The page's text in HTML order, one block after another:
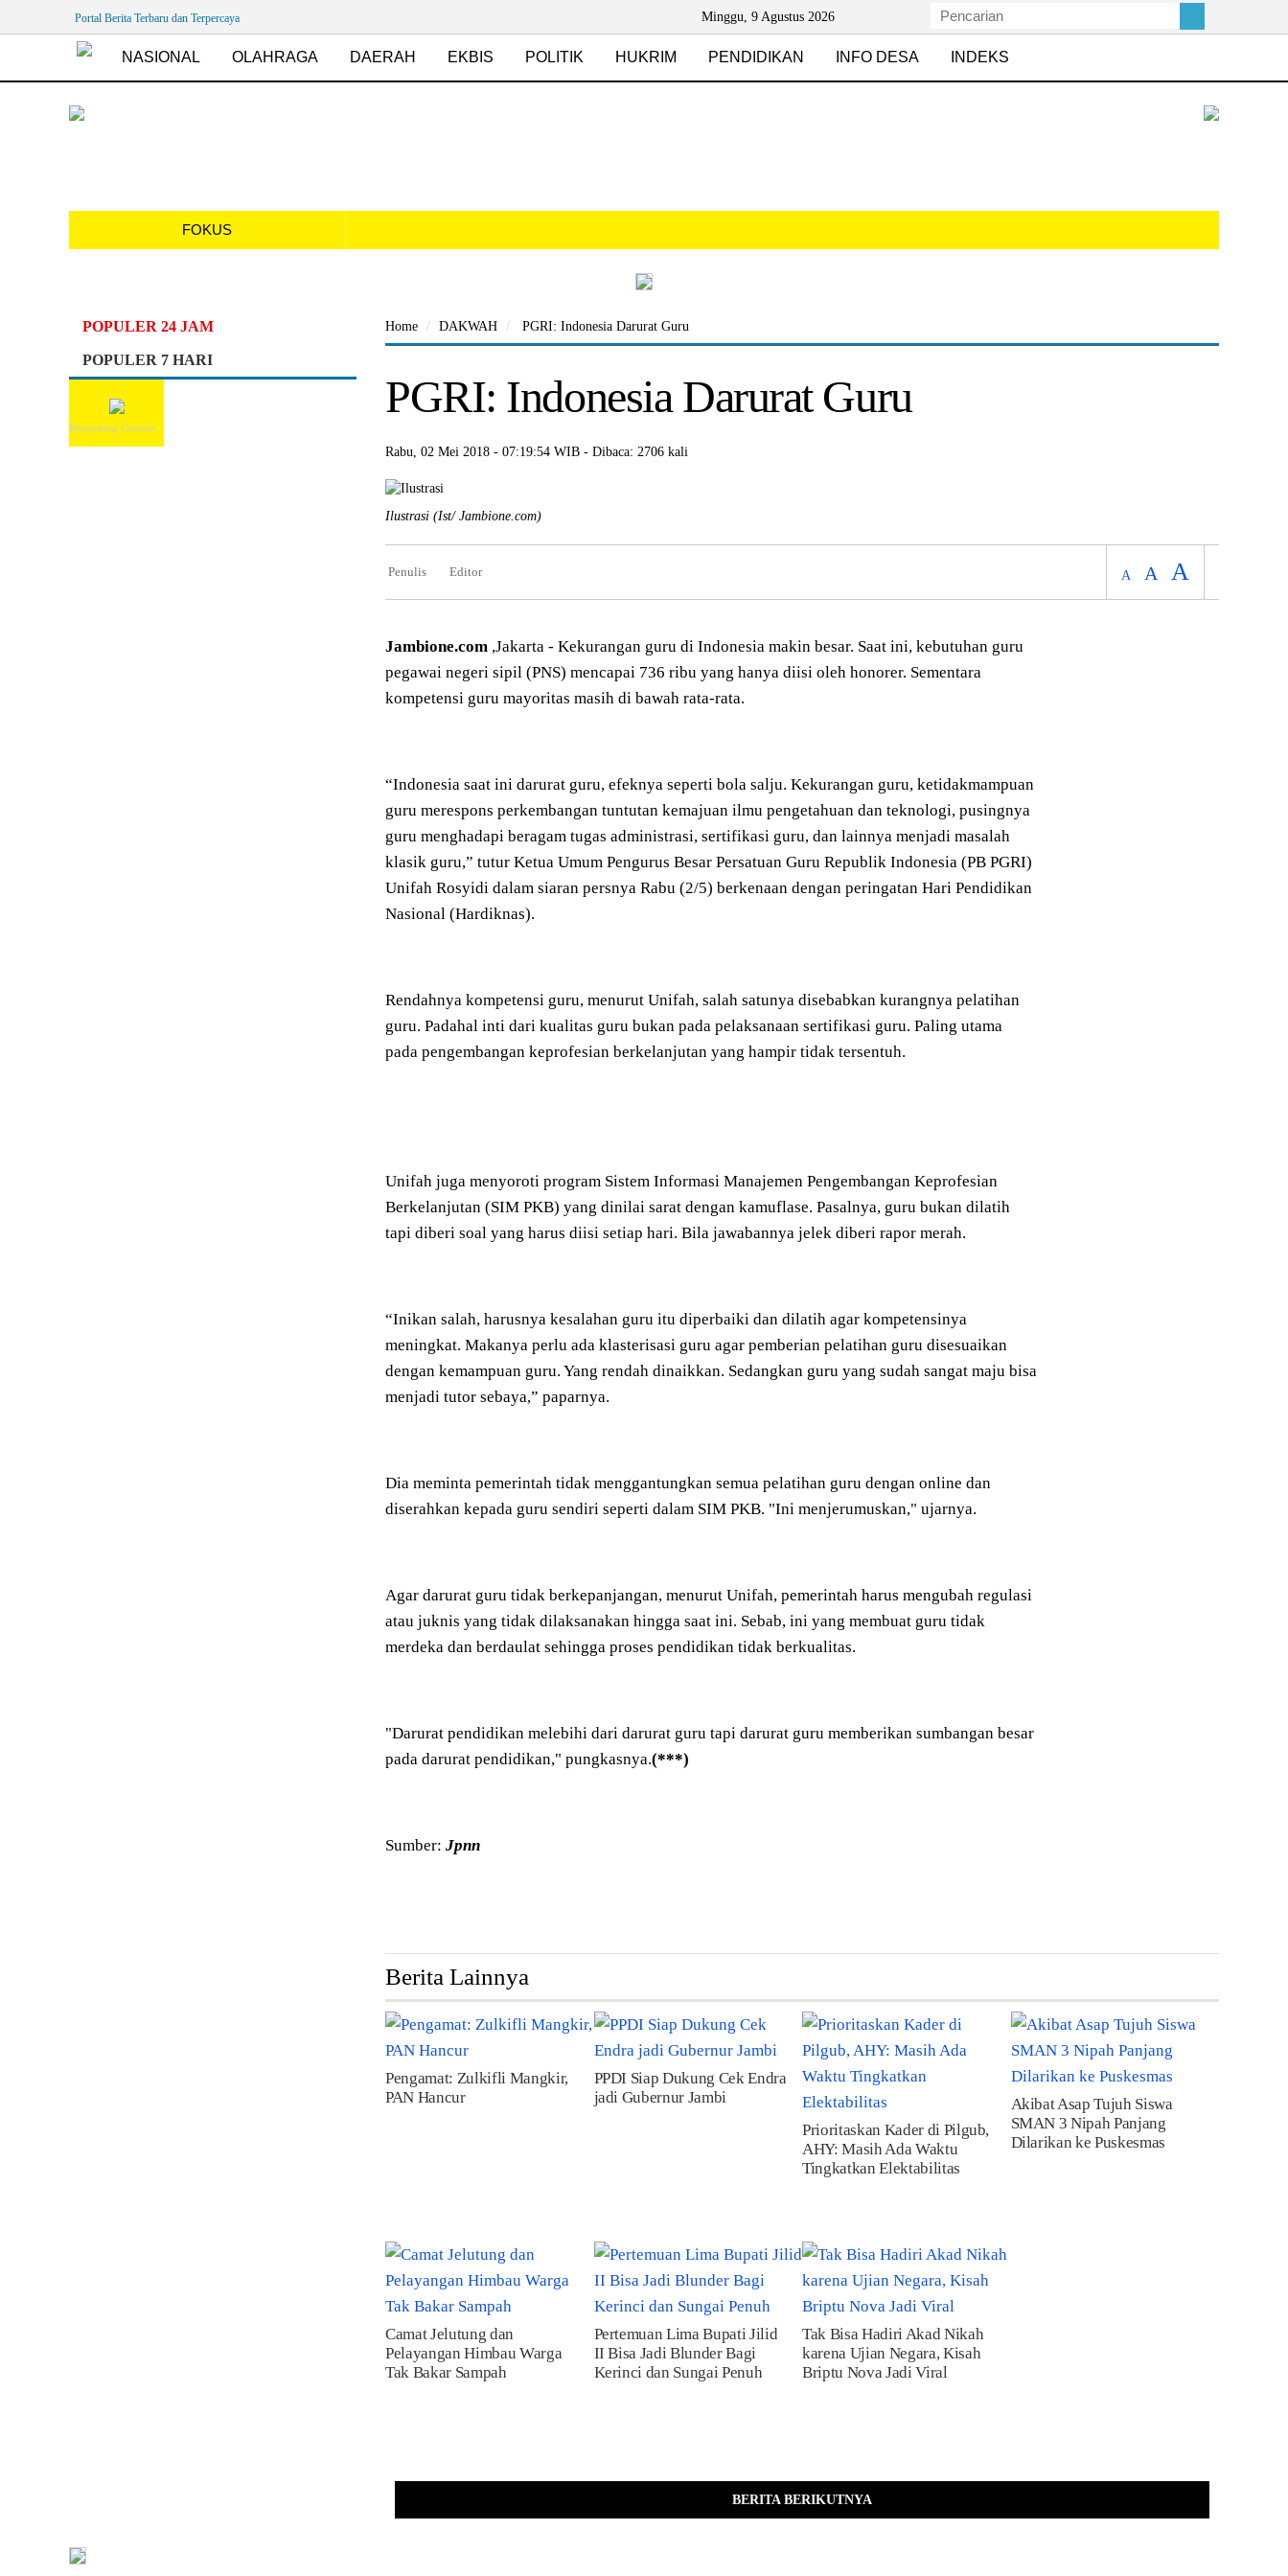
Portal Berita Terbaru dan Terpercaya Minggu, 9 Agustus 2026
NASIONAL OLAHRAGA DAERAH EKBIS POLITIK HUKRIM PENDIDIKAN INFO DESA INDEKS
FOKUS
POPULER 24 JAM
POPULER 7 HARI
Requesting Content...
Home DAKWAH PGRI: Indonesia Darurat Guru
PGRI: Indonesia Darurat Guru
Rabu, 02 Mei 2018 - 07:19:54 WIB - Dibaca: 2706 kali
Ilustrasi (Ist/ Jambione.com)
Penulis Editor A A A
Jambione.com ,Jakarta - Kekurangan guru di Indonesia makin besar. Saat ini, kebutuhan guru
pegawai negeri sipil (PNS) mencapai 736 ribu yang hanya diisi oleh honorer. Sementara
kompetensi guru mayoritas masih di bawah rata-rata.
“Indonesia saat ini darurat guru, efeknya seperti bola salju. Kekurangan guru, ketidakmampuan
guru merespons perkembangan tuntutan kemajuan ilmu pengetahuan dan teknologi, pusingnya
guru menghadapi beragam tugas administrasi, sertifikasi guru, dan lainnya menjadi masalah
klasik guru,” tutur Ketua Umum Pengurus Besar Persatuan Guru Republik Indonesia (PB PGRI)
Unifah Rosyidi dalam siaran persnya Rabu (2/5) berkenaan dengan peringatan Hari Pendidikan
Nasional (Hardiknas).
Rendahnya kompetensi guru, menurut Unifah, salah satunya disebabkan kurangnya pelatihan
guru. Padahal inti dari kualitas guru bukan pada pelaksanaan sertifikasi guru. Paling utama
pada pengembangan keprofesian berkelanjutan yang hampir tidak tersentuh.
Unifah juga menyoroti program Sistem Informasi Manajemen Pengembangan Keprofesian
Berkelanjutan (SIM PKB) yang dinilai sarat dengan kamuflase. Pasalnya, guru bukan dilatih
tapi diberi soal yang harus diisi setiap hari. Bila jawabannya jelek diberi rapor merah.
“Inikan salah, harusnya kesalahan guru itu diperbaiki dan dilatih agar kompetensinya
meningkat. Makanya perlu ada klasterisasi guru agar pemberian pelatihan guru disesuaikan
dengan kemampuan guru. Yang rendah dinaikkan. Sedangkan guru yang sudah sangat maju bisa
menjadi tutor sebaya,” paparnya.
Dia meminta pemerintah tidak menggantungkan semua pelatihan guru dengan online dan
diserahkan kepada guru sendiri seperti dalam SIM PKB. "Ini menjerumuskan," ujarnya.
Agar darurat guru tidak berkepanjangan, menurut Unifah, pemerintah harus mengubah regulasi
atau juknis yang tidak dilaksanakan hingga saat ini. Sebab, ini yang membuat guru tidak
merdeka dan berdaulat sehingga proses pendidikan tidak berkualitas.
"Darurat pendidikan melebihi dari darurat guru tapi darurat guru memberikan sumbangan besar
pada darurat pendidikan," pungkasnya.(***)
Sumber: Jpnn
Berita Lainnya
Pengamat: Zulkifli Mangkir,
PAN Hancur
PPDI Siap Dukung Cek Endra
jadi Gubernur Jambi
Prioritaskan Kader di Pilgub,
AHY: Masih Ada Waktu
Tingkatkan Elektabilitas
Akibat Asap Tujuh Siswa
SMAN 3 Nipah Panjang
Dilarikan ke Puskesmas
Camat Jelutung dan
Pelayangan Himbau Warga
Tak Bakar Sampah
Pertemuan Lima Bupati Jilid
II Bisa Jadi Blunder Bagi
Kerinci dan Sungai Penuh
Tak Bisa Hadiri Akad Nikah
karena Ujian Negara, Kisah
Briptu Nova Jadi Viral
BERITA BERIKUTNYA